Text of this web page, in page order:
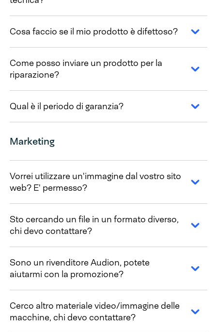
Cosa faccio se il mio prodotto è difettoso?
Come posso inviare un prodotto per la
riparazione?
Qual è il periodo di garanzia?
Marketing
Vorrei utilizzare un'immagine dal vostro sito
web? E' permesso?
Sto cercando un file in un formato diverso,
chi devo contattare?
Sono un rivenditore Audion, potete
aiutarmi con la promozione?
Cerco altro materiale video/immagine delle
macchine, chi devo contattare?